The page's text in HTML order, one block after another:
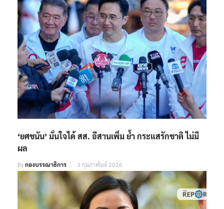
‘ยศชนัน’ มั่นใจได้ สส. อีสานเพิ่ม ย้ำ กระแสรักชาติ ไม่มี
ผล
Byกองบรรณาธิการ 3 กุมภาพันธ์ 2026